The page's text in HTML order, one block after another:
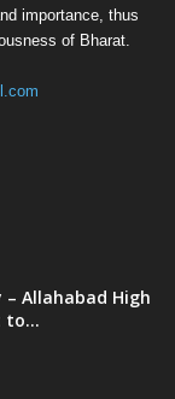
importance, thus
of Bharat.
– Allahabad High
to...